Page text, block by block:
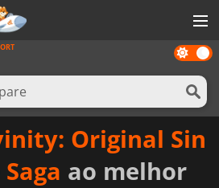
Dark
mode
Original Sin
ao melhor